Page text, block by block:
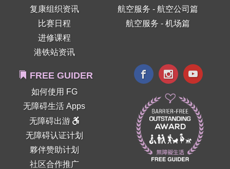
复康组织资讯
比赛日程
进修课程
港铁站资讯
航空服务 - 航空公司篇
航空服务 - 机场篇
FREE GUIDER
如何使用 FG
无障碍生活 Apps
无障碍出游
无障碍认证计划
夥伴赞助计划
社区合作推广